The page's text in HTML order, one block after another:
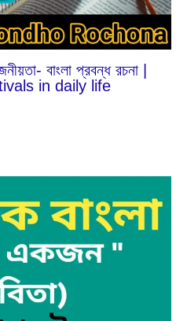
বাংলা প্রবন্ধ রচনা |
in daily life